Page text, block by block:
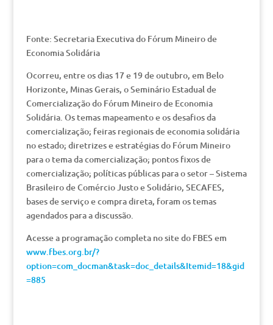
Fonte: Secretaria Executiva do Fórum Mineiro de
Economia Solidária
Ocorreu, entre os dias 17 e 19 de outubro, em Belo
Horizonte, Minas Gerais, o Seminário Estadual de
Comercialização do Fórum Mineiro de Economia
Solidária. Os temas mapeamento e os desafios da
comercialização; feiras regionais de economia solidária
no estado; diretrizes e estratégias do Fórum Mineiro
para o tema da comercialização; pontos fixos de
comercialização; políticas públicas para o setor – Sistema
Brasileiro de Comércio Justo e Solidário, SECAFES,
bases de serviço e compra direta, foram os temas
agendados para a discussão.
Acesse a programação completa no site do FBES em
www.fbes.org.br/?
option=com_docman&task=doc_details&Itemid=18&gid
=885